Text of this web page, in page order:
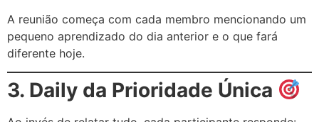
A reunião começa com cada membro mencionando um
pequeno aprendizado do dia anterior e o que fará
diferente hoje.
3. Daily da Prioridade Única